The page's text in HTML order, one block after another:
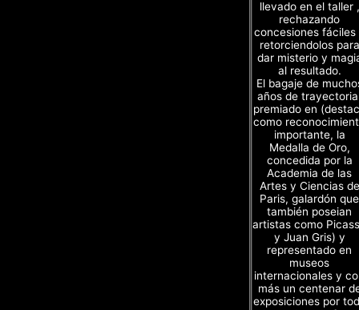
llevado en el taller ,
rechazando
concesiones fáciles
retorciendolos para
dar misterio y
al resultado.
El bagaje de
años de
premiado en
como
importante, la
Medalla de Oro,
concedida por la
Academia de las
Artes y Ciencias de
Paris, galardón que
también poseian
artistas como
y Juan Gris) y
representado en
museos
internacionales y
más un centenar
exposiciones por